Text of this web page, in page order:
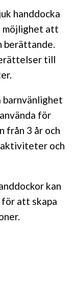
handdocka
möjlighet att
berättande.
till
barnvänlighet
för
från 3 år och
aktiviteter och
kan
för att skapa